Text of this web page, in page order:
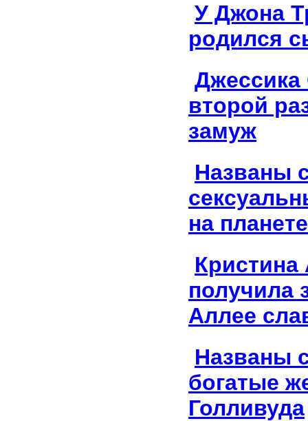
У Джона
родился
второй
замуж
Названы
на планете
Кристина
получила
Аллее
Названы
богатые
Голливуда